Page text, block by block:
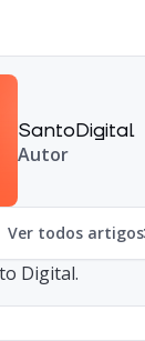
SantoDigital
Autor
Ver todos artigos
Digital.